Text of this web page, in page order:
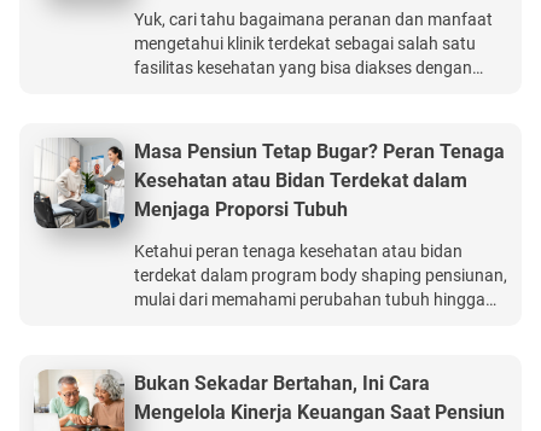
Yuk, cari tahu bagaimana peranan dan manfaat
mengetahui klinik terdekat sebagai salah satu
fasilitas kesehatan yang bisa diakses dengan
yang memberikan perlindungan keuangan
keluarga, manfaat finansial yang bagus, hingga
usia 99 tahun.
Masa Pensiun Tetap Bugar? Peran Tenaga
Kesehatan atau Bidan Terdekat dalam
Menjaga Proporsi Tubuh
Ketahui peran tenaga kesehatan atau bidan
terdekat dalam program body shaping pensiunan,
mulai dari memahami perubahan tubuh hingga
online terbaik yang memberikan perlindungan
keuangan keluarga, manfaat finansial yang
bagus, hingga usia 99 tahun.
Bukan Sekadar Bertahan, Ini Cara
Mengelola Kinerja Keuangan Saat Pensiun